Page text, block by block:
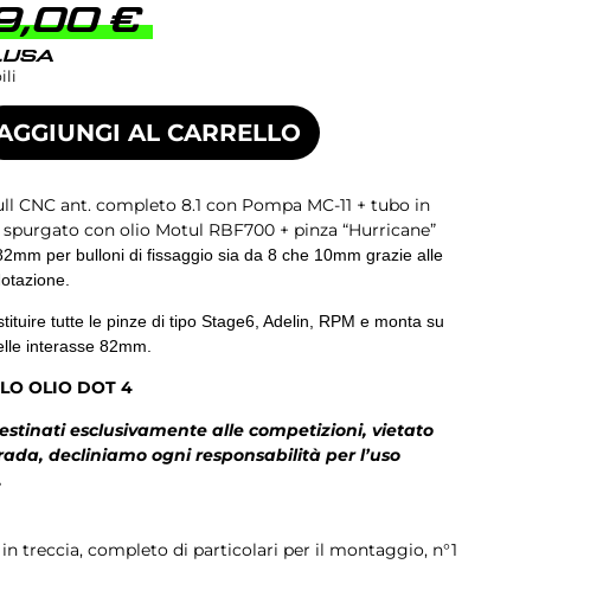
€
AL CARRELLO
CNC ant. completo 8.1 con Pompa MC-11 + tubo in
con olio Motul RBF700 + pinza “Hurricane”
per bulloni di fissaggio sia da 8 che 10mm grazie alle
tutte le pinze di tipo Stage6, Adelin, RPM e monta su
interasse 82mm.
OLIO DOT 4
esclusivamente alle competizioni, vietato
decliniamo ogni responsabilità per l’uso
in treccia, completo di particolari per il montaggio, n°1